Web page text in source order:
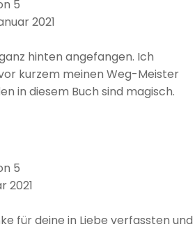
5
2021
hinten angefangen. Ich
kurzem meinen Weg-Meister
in diesem Buch sind magisch.
5
2021
für deine in Liebe verfassten und